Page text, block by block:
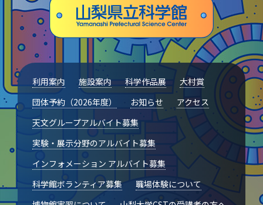
利用案内 施設案内 科学作品展
大村賞
団体予約（2026年度）
お知らせ
アクセス
天文グループアルバイト募集
実験・展示分野のアルバイト募集
インフォメーション アルバイト募集
科学館ボランティア募集
職場体験について